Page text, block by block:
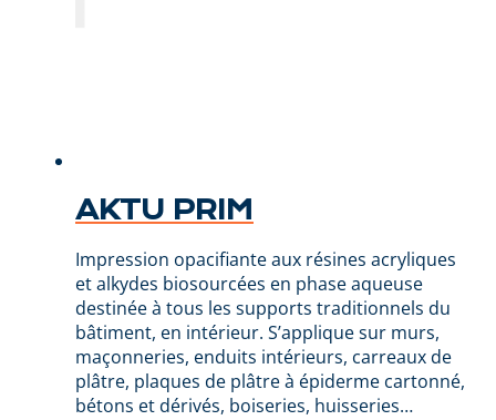
AKTU PRIM
Impression opacifiante aux résines acryliques
et alkydes biosourcées en phase aqueuse
destinée à tous les supports traditionnels du
bâtiment, en intérieur. S’applique sur murs,
maçonneries, enduits intérieurs, carreaux de
plâtre, plaques de plâtre à épiderme cartonné,
bétons et dérivés, boiseries, huisseries…